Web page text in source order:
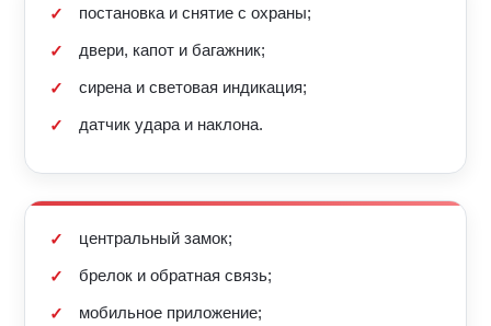
постановка и снятие с охраны;
двери, капот и багажник;
сирена и световая индикация;
датчик удара и наклона.
центральный замок;
брелок и обратная связь;
мобильное приложение;